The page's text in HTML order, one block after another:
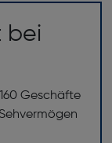
bei
Geschäfte